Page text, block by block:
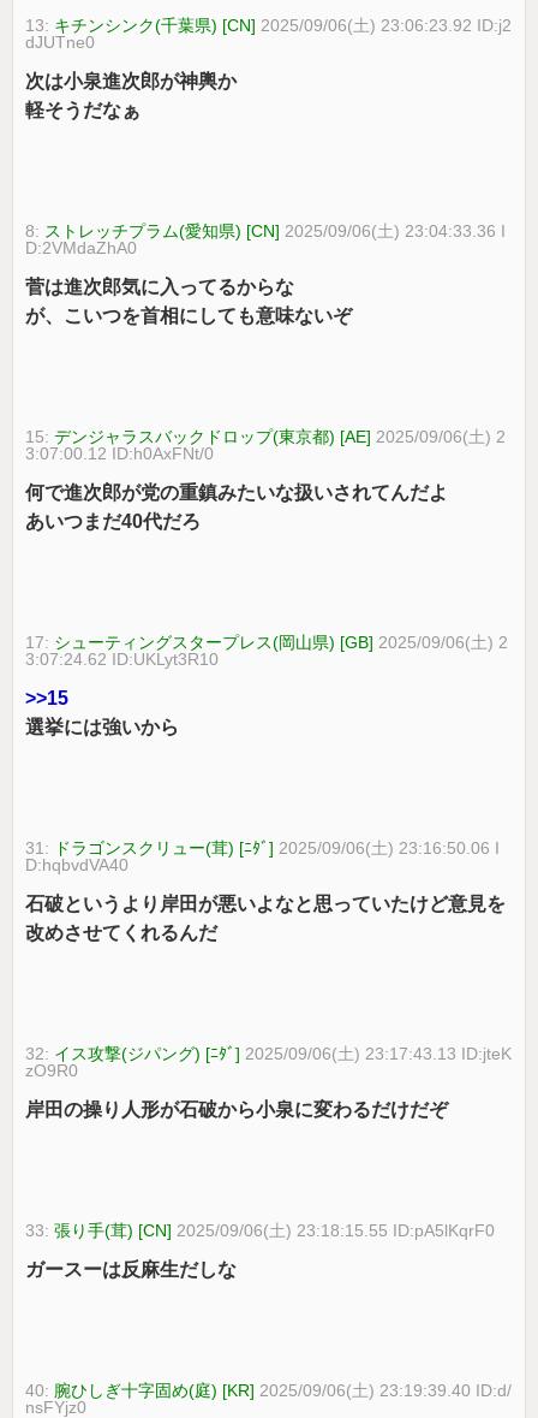
13: キチンシンク(千葉県) [CN] 2025/09/06(土) 23:06:23.92 ID:j2
dJUTne0
次は小泉進次郎が神輿か
軽そうだなぁ
8: ストレッチプラム(愛知県) [CN] 2025/09/06(土) 23:04:33.36 I
D:2VMdaZhA0
菅は進次郎気に入ってるからな
が、こいつを首相にしても意味ないぞ
15:デンジャラスバックドロップ(東京都) [AE] 2025/09/06(土) 2
3:07:00.12 ID:h0AxFNt/0
何で進次郎が党の重鎮みたいな扱いされてんだよ
あいつまだ40代だろ
17: シューティングスタープレス(岡山県) [GB] 2025/09/06(土) 2
3:07:24.62 ID:UKLyt3R10
>>15
選挙には強いから
31: ドラゴンスクリュー(茸) [ﾆﾀﾞ] 2025/09/06(土) 23:16:50.06 I
D:hqbvdVA40
石破というより岸田が悪いよなと思っていたけど意見を
改めさせてくれるんだ
32: イス攻撃(ジパング) [ﾆﾀﾞ] 2025/09/06(土) 23:17:43.13 ID:jteK
zO9R0
岸田の操り人形が石破から小泉に変わるだけだぞ
33:張り手(茸) [CN] 2025/09/06(土) 23:18:15.55 ID:pA5lKqrF0
ガースーは反麻生だしな
40: 腕ひしぎ十字固め(庭) [KR] 2025/09/06(土) 23:19:39.40 ID:d/
nsFYjz0